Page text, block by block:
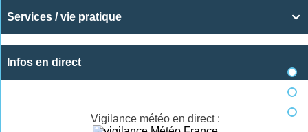

Services / vie pratique
Infos en direct
Vigilance météo en direct :